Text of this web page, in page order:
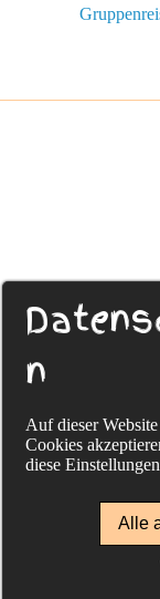
n
Auf dieser
Cookies
diese
Alle